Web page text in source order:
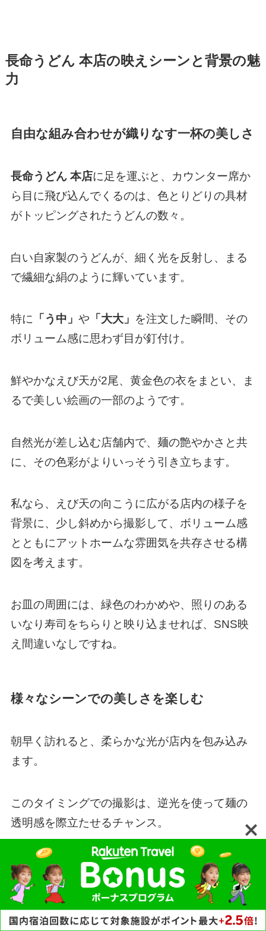
長命うどん 本店の映えシーンと背景の魅
力
自由な組み合わせが織りなす一杯の美しさ
長命うどん 本店に足を運ぶと、カウンター席か
ら目に飛び込んでくるのは、色とりどりの具材
がトッピングされたうどんの数々。
白い自家製のうどんが、細く光を反射し、まる
で繊細な絹のように輝いています。
特に 「う中」 や 「大大」 を注文した瞬間、その
ボリューム感に思わず目が釘付け。
鮮やかなえび天が2尾、黄金色の衣をまとい、ま
るで美しい絵画の一部のようです。
自然光が差し込む店舗内で、麺の艶やかさと共
に、その色彩がよりいっそう引き立ちます。
私なら、えび天の向こうに広がる店内の様子を
背景に、少し斜めから撮影して、ボリューム感
とともにアットホームな雰囲気を共存させる構
図を考えます。
お皿の周囲には、緑色のわかめや、照りのある
いなり寿司をちらりと映り込ませれば、SNS映
え間違いなしですね。
様々なシーンでの美しさを楽しむ
朝早く訪れると、柔らかな光が店内を包み込み
ます。
このタイミングでの撮影は、逆光を使って麺の
透明感を際立たせるチャンス。
暖かい光が麺を透かし、まるで昼下がりの穏や
かな街角のように、落ち着いた雰囲気を生み出
します。